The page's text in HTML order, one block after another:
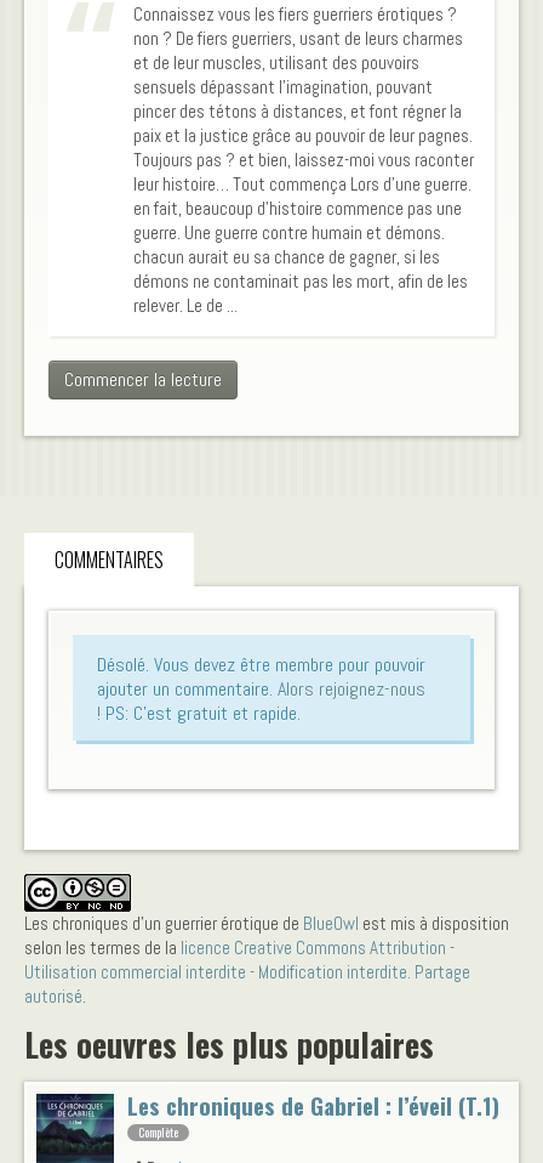
Connaissez vous les fiers guerriers érotiques ?
non ? De fiers guerriers, usant de leurs charmes
et de leur muscles, utilisant des pouvoirs
sensuels dépassant l'imagination, pouvant
pincer des tétons à distances, et font régner la
paix et la justice grâce au pouvoir de leur pagnes.
Toujours pas ? et bien, laissez-moi vous raconter
leur histoire… Tout commença Lors d’une guerre.
en fait, beaucoup d’histoire commence pas une
guerre. Une guerre contre humain et démons.
chacun aurait eu sa chance de gagner, si les
démons ne contaminait pas les mort, afin de les
relever. Le de ...
Commencer la lecture
COMMENTAIRES
Désolé. Vous devez être membre pour pouvoir
ajouter un commentaire. Alors rejoignez-nous
! PS: C'est gratuit et rapide.
Les chroniques d’un guerrier érotique de BlueOwl est mis à disposition
selon les termes de la licence Creative Commons Attribution -
Utilisation commercial interdite - Modification interdite. Partage
autorisé
Les oeuvres les plus populaires
Les chroniques de Gabriel : l’éveil (T.1)
Complète